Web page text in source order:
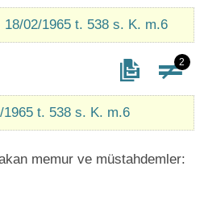
18/02/1965 t. 538 s. K. m.6
2
t. 538 s. K. m.6
memur ve müstahdemler: